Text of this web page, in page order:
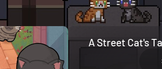
A Street Cat's